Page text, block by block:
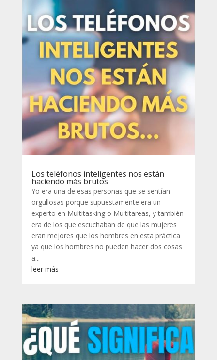
Los teléfonos inteligentes nos están
haciendo más brutos
Yo era una de esas personas que se sentían
orgullosas porque supuestamente era un
experto en Multitasking o Multitareas, y también
era de los que escuchaban de que las mujeres
eran mejores que los hombres en esta práctica
ya que los hombres no pueden hacer dos cosas
a...
leer más